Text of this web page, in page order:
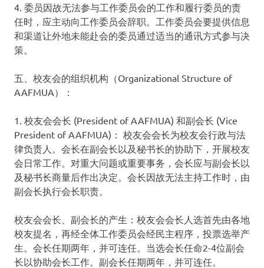
4. 委员因故无法参与工作委员会的工作和履行委员的责
任时，应主动向工作委员会辞职。工作委员会要提供信息
和渠道让外地未能赴会的委员通过适当的通讯方式参与决
策。
五、校友会的组织机构（Organizational Structure of
AAFMUA）：
1. 校友会会长 (President of AAFMUA) 和副会长 (Vice
President of AAFMUA)： 校友会会长为校友会行政与法
律负责人。会长在副会长以及秘书长的协助下，开展校友
会日常工作。对重大问题或重要事务，会长应与副会长以
及秘书长商量后作出决定。会长因故无法主持工作时，由
副会长执行会长职责。
校友会会长、副会长的产生：校友会会长人选首先由各地
校友提名，再经全体工作委员会经民主程序，投票选举产
生。会长任期两年，并可连任。当选会长任命2-4位副会
长以协助会长工作。副会长任期两年，并可连任。